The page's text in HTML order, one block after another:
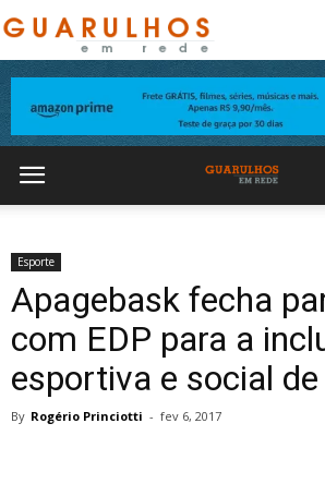
Esporte
Apagebask fecha
com EDP para a
esportiva e social
By Rogério Princiotti - fev 6, 2017